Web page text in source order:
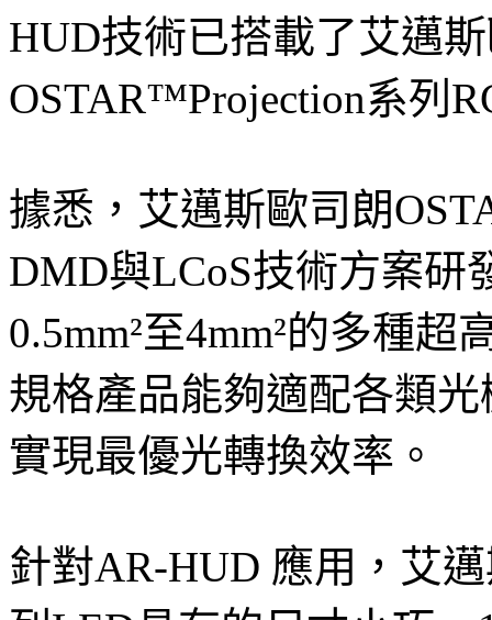
HUD技術已搭載了艾邁
OSTAR™Projection系列
據悉，艾邁斯歐司朗
DMD與LCoS技術方案研
0.5mm²至4mm²的多種
規格產品能夠適配各類
實現最優光轉換效率。
針對AR-HUD 應用，艾